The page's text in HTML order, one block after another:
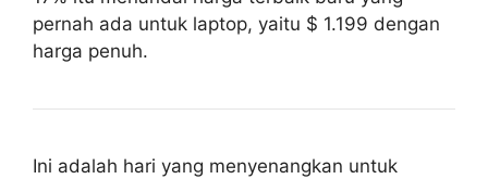
pernah ada untuk laptop, yaitu $ 1.199 dengan
harga penuh.
Ini adalah hari yang menyenangkan untuk